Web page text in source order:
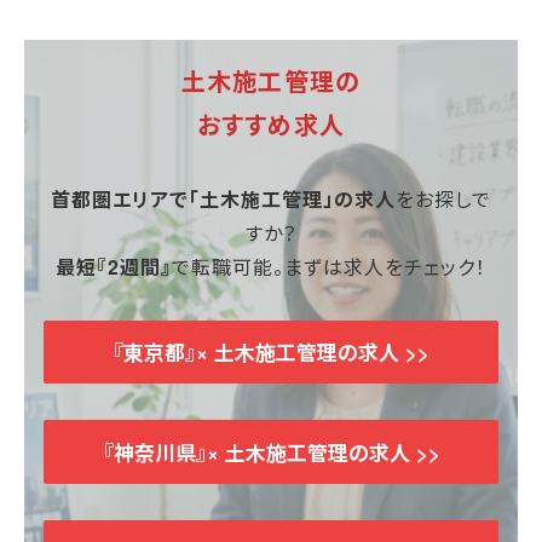
土木施工管理の
おすすめ求人
首都圏エリアで「土木施工管理」の求人をお探しで
すか？
最短『2週間』で転職可能。まずは求人をチェック！
『東京都』× 土木施工管理の求人 >>
『神奈川県』× 土木施工管理の求人 >>